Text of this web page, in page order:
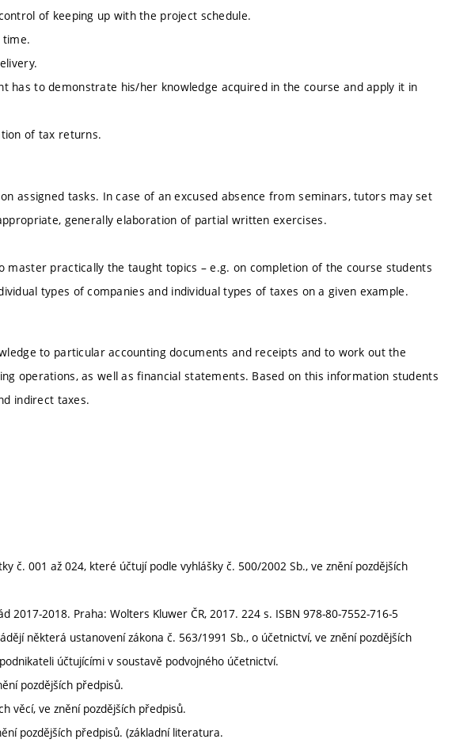
of keeping up with the project schedule.
time.
has to demonstrate his/her knowledge acquired in the course and apply it in
of tax returns.
assigned tasks. In case of an excused absence from seminars, tutors may set
generally elaboration of partial written exercises.
practically the taught topics – e.g. on completion of the course students
types of companies and individual types of taxes on a given example.
to particular accounting documents and receipts and to work out the
operations, as well as financial statements. Based on this information students
indirect taxes.
č. 001 až 024, které účtují podle vyhlášky č. 500/2002 Sb., ve znění pozdějších
2017-2018. Praha: Wolters Kluwer ČR, 2017. 224 s. ISBN 978-80-7552-716-5
některá ustanovení zákona č. 563/1991 Sb., o účetnictví, ve znění pozdějších
účtujícími v soustavě podvojného účetnictví.
pozdějších předpisů.
věcí, ve znění pozdějších předpisů.
pozdějších předpisů. (základní literatura.